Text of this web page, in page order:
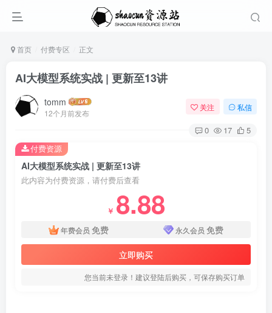
首页 付费专区 正文
AI大模型系统实战 | 更新至13讲
tomm
12个月前发布
关注 私信
0 17 5
AI大模型系统实战 | 更新至13讲
此内容为付费资源，请付费后查看
￥ 8.88
年费会员 免费 永久会员 免费
立即购买
您当前未登录！建议登陆后购买，可保存购买订单
付费资源